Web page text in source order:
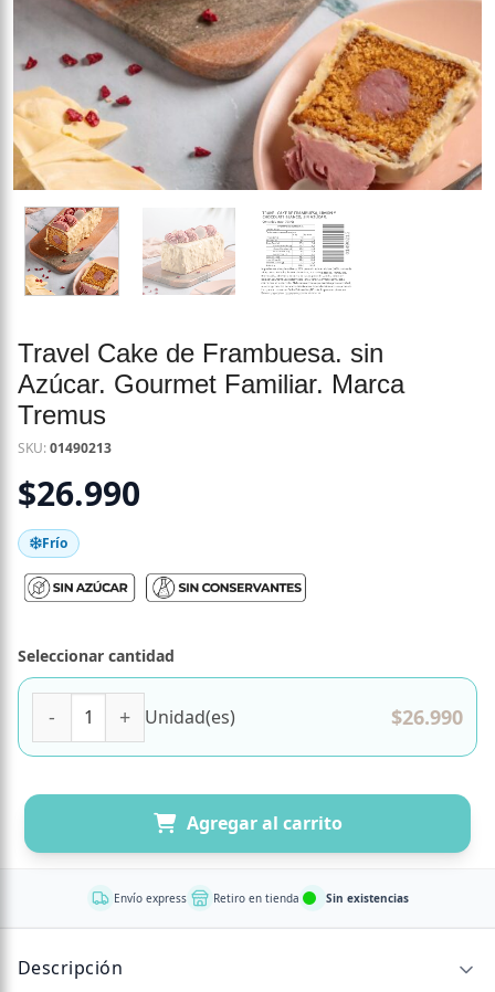
Travel Cake de Frambuesa. sin
Azúcar. Gourmet Familiar. Marca
Tremus
SKU:01490213
$26.990
Frío
Seleccionar cantidad
Unidad(es) $26.990
Agregar al carrito
Envío express Retiro en tienda Sin existencias
Descripción